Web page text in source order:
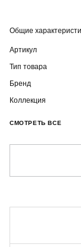
Общие
Артикул
Тип товара
Бренд
Коллекция
СМОТРЕТЬ ВСЕ